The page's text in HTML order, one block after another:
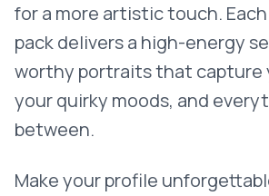
for a more artistic touch.
pack delivers a high-energy
worthy portraits that capture
your quirky moods, and
between.
Make your profile